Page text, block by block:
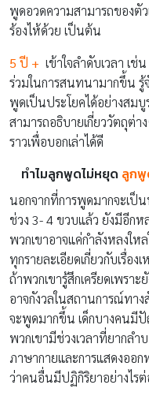
พูดอวดความสามารถของตัว
ร้องไห้ด้วย เป็นต้น
5 ปี + เข้าใจลำดับเวลา เ
ร่วมในการสนทนามากขึ้น รู้
พูดเป็นประโยคได้อย่างสม
สามารถอธิบายเกี่ยววัตถุต่า
ราวเพื่อบอกเล่าได้ดี
ทำไมลูกพูดไม่หยุด ลูก
นอกจากที่การพูดมากจะเป็
ช่วง 3- 4 ขวบแล้ว ยังมีอีก
พวกเขาอาจแค่กำลังหลงให
ทุกรายละเอียดเกี่ยวกับเรื่อ
ถ้าพวกเขารู้สึกเครียดเพรา
อาจกังวลในสถานการณ์ทา
จะพูดมากขึ้น เด็กบางคนมี
พวกเขามีช่วงเวลาที่ยากล
ภาษากายและการแสดงออ
ว่าคนอื่นมีปฏิกิริยาอย่างไร